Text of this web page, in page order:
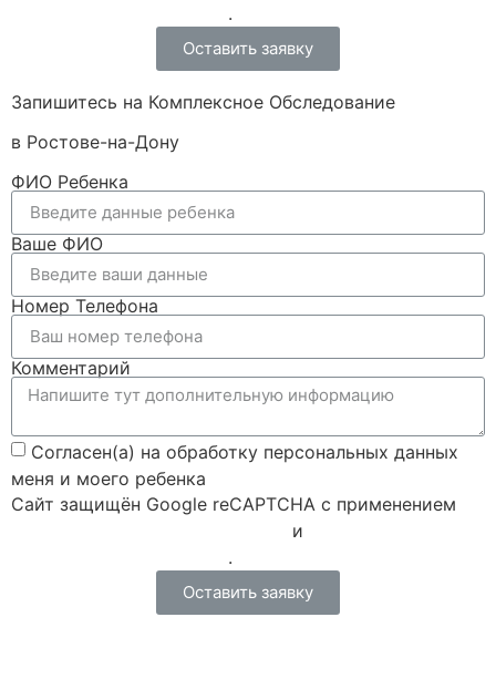
.
Оставить заявку
Запишитесь на Комплексное Обследование
в Ростове-на-Дону
ФИО Ребенка
Ваше ФИО
Номер Телефона
Комментарий
Согласен(а) на обработку персональных данных
меня и моего ребенка
Сайт защищён Google reCAPTCHA с применением
и
.
Оставить заявку